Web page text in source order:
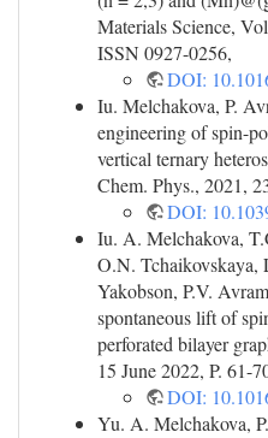
Materials Science,
ISSN 0927-0256,
DOI:
Iu. Melchakova, P.
engineering of spin-
vertical ternary
Chem. Phys., 2021,
DOI:
Iu. A. Melchakova,
O.N.
Yakobson, P.V.
spontaneous lift of
perforated bilayer
15 June 2022, P. 61-
DOI:
Yu. A. Melchakova,